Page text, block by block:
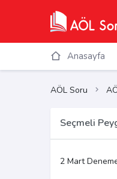
Anasayfa
AÖL Soru
Seçmeli
2 Mart